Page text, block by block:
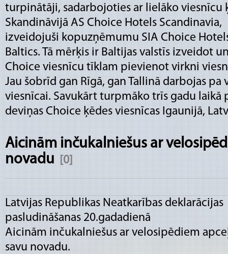
turpinātāji, sadarbojoties ar lielāko viesnīcu
Skandināvijā AS Choice Hotels Scandinavia,
izveidojuši kopuzņēmumu SIA Choice
Baltics. Tā mērķis ir Baltijas valstīs izveidot
Choice viesnīcu tīklam pievienot virkni
Jau šobrīd gan Rīgā, gan Tallinā darbojas pa
viesnīcai. Savukārt turpmāko trīs gadu laikā
deviņas Choice ķēdes viesnīcas Igaunijā,
Aicinām inčukalniešus ar
novadu
[0]
Latvijas Republikas Neatkarības deklarācijas
pasludināšanas 20.gadadienā
Aicinām inčukalniešus ar velosipēdiem
savu novadu.